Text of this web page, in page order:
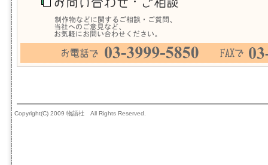
Copyright(C) 2009 物語社 All Rights Reserved.